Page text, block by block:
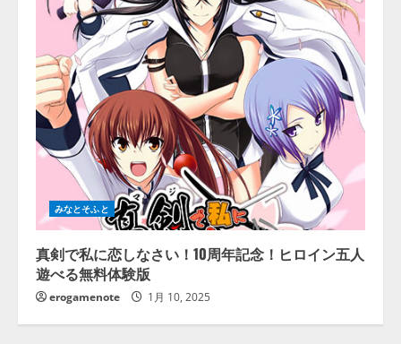
みなとそふと
真剣で私に恋しなさい！10周年記念！ヒロイン五人
遊べる無料体験版
erogamenote 1月 10, 2025